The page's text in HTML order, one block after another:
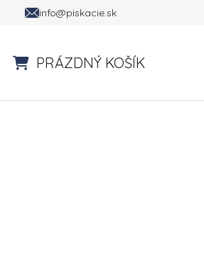
info@piskacie.sk
PRÁZDNÝ KOŠÍK